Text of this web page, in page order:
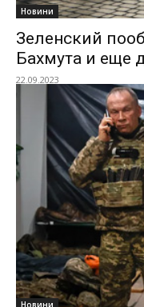
Новини
Зеленский
Бахмута и еще
22.09.2023
Новини